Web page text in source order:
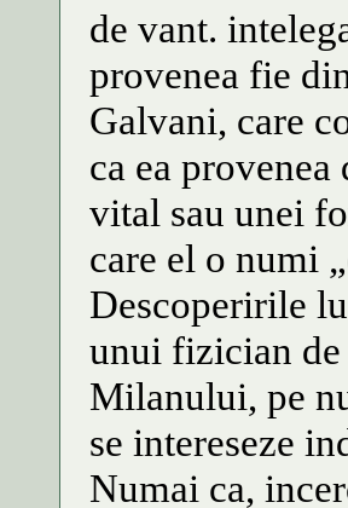
de vant.
provenea fie
Galvani, care
ca ea
vital sau unei
care el o numi
Descoperirile
unui fizician
Milanului, pe
se intereseze
Numai ca,